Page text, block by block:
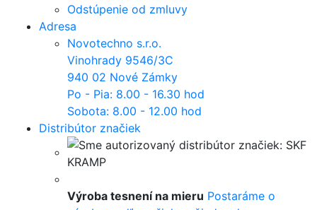
Odstúpenie od zmluvy
Adresa
Novotechno s.r.o.
Vinohrady 9546/3C
940 02 Nové Zámky
Po - Pia: 8.00 - 16.30 hod
Sobota: 8.00 - 12.00 hod
Distribútor značiek
Výroba tesnení na mieru Postaráme o